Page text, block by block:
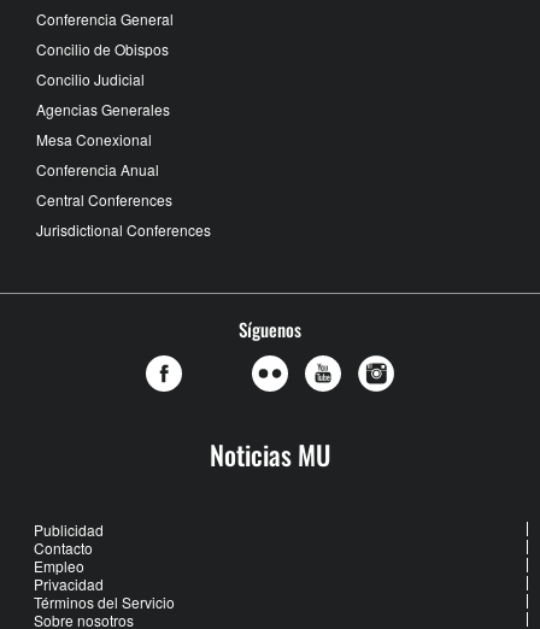
Conferencia General
Concilio de Obispos
Concilio Judicial
Agencias Generales
Mesa Conexional
Conferencia Anual
Central Conferences
Jurisdictional Conferences
Síguenos
Noticias MU
Publicidad
Contacto
Empleo
Privacidad
Términos del Servicio
Sobre nosotros